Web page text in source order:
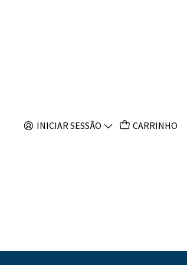
INICIAR SESSÃO CARRINHO